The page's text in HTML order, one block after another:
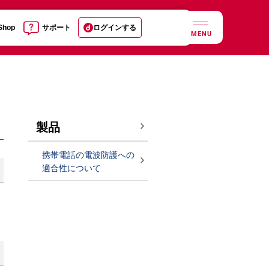
サポート ログインする
MENU
製品
携帯電話の電波防護への
適合性について